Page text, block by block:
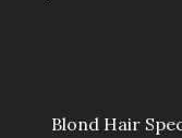
Blond Hair